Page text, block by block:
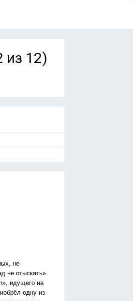
из 12)
не
не отыскать».
идущего на
одну из